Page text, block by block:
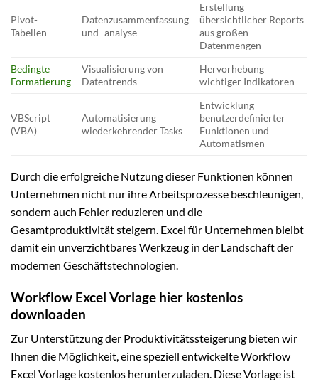
Pivot-
Tabellen
Datenzusammenfassung
und -analyse
Erstellung
übersichtlicher Reports
aus großen
Datenmengen
Bedingte
Formatierung
Visualisierung von
Datentrends
Hervorhebung
wichtiger Indikatoren
VBScript
(VBA)
Automatisierung
wiederkehrender Tasks
Entwicklung
benutzerdefinierter
Funktionen und
Automatismen
Durch die erfolgreiche Nutzung dieser Funktionen können
Unternehmen nicht nur ihre Arbeitsprozesse beschleunigen,
sondern auch Fehler reduzieren und die
Gesamtproduktivität steigern. Excel für Unternehmen bleibt
damit ein unverzichtbares Werkzeug in der Landschaft der
modernen Geschäftstechnologien.
Workflow Excel Vorlage hier kostenlos
downloaden
Zur Unterstützung der Produktivitätssteigerung bieten wir
Ihnen die Möglichkeit, eine speziell entwickelte Workflow
Excel Vorlage kostenlos herunterzuladen. Diese Vorlage ist